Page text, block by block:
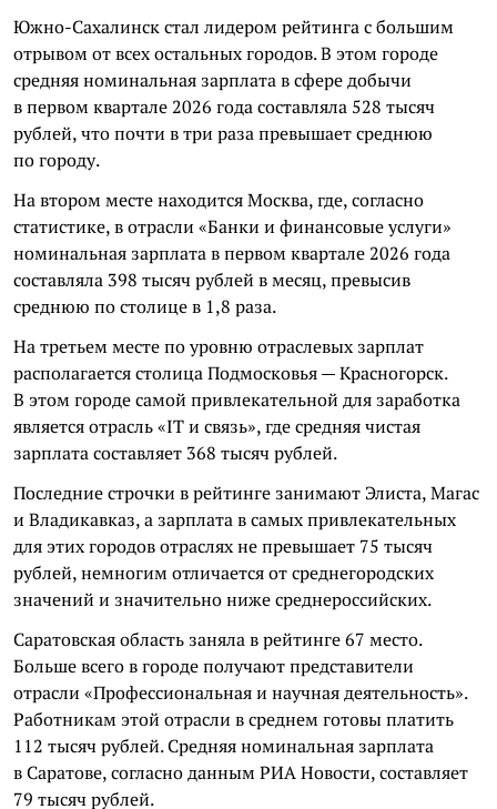
Южно-Сахалинск стал лидером рейтинга с большим
отрывом от всех остальных городов. В этом городе
средняя номинальная зарплата в сфере добычи
в первом квартале 2026 года составляла 528 тысяч
рублей, что почти в три раза превышает среднюю
по городу.
На втором месте находится Москва, где, согласно
статистике, в отрасли «Банки и финансовые услуги»
номинальная зарплата в первом квартале 2026 года
составляла 398 тысяч рублей в месяц, превысив
среднюю по столице в 1,8 раза.
На третьем месте по уровню отраслевых зарплат
располагается столица Подмосковья — Красногорск.
В этом городе самой привлекательной для заработка
является отрасль «IT и связь», где средняя чистая
зарплата составляет 368 тысяч рублей.
Последние строчки в рейтинге занимают Элиста, Магас
и Владикавказ, а зарплата в самых привлекательных
для этих городов отраслях не превышает 75 тысяч
рублей, немногим отличается от среднегородских
значений и значительно ниже среднероссийских.
Саратовская область заняла в рейтинге 67 место.
Больше всего в городе получают представители
отрасли «Профессиональная и научная деятельность».
Работникам этой отрасли в среднем готовы платить
112 тысяч рублей. Средняя номинальная зарплата
в Саратове, согласно данным РИА Новости, составляет
79 тысяч рублей.